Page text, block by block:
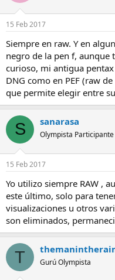
15 Feb 2017
Siempre en raw. Y en
negro de la pen f, aunque
curioso, mi antigua
DNG como en PEF (raw
que permite elegir entre
S sanarasa
Olympista Participante
15 Feb 2017
Yo utilizo siempre RAW ,
este último, solo para
visualizaciones u otros
son eliminados,
T Gurú Olympista